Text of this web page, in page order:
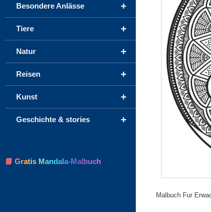
Malbuch Fur
+
Besondere Anlässe
+
Tiere
+
Natur
+
Reisen
+
Kunst
+
Geschichte & stories
📘 Gratis Mandala-Malbuch